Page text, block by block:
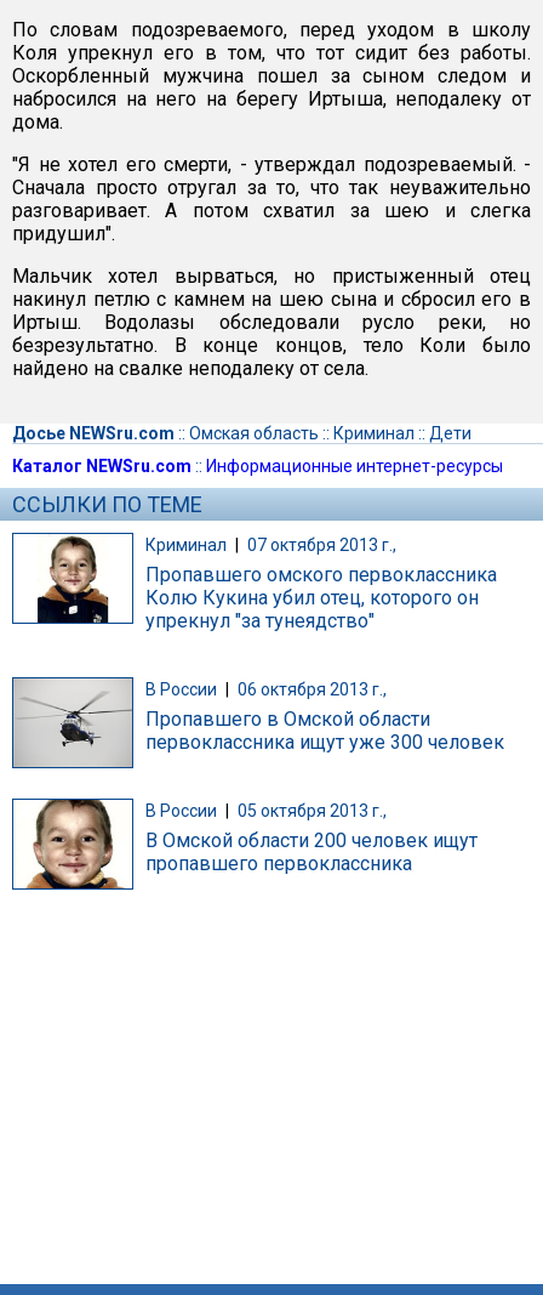
По словам подозреваемого, перед уходом в школу
Коля упрекнул его в том, что тот сидит без работы.
Оскорбленный мужчина пошел за сыном следом и
набросился на него на берегу Иртыша, неподалеку от
дома.
"Я не хотел его смерти, - утверждал подозреваемый. -
Сначала просто отругал за то, что так неуважительно
разговаривает. А потом схватил за шею и слегка
придушил".
Мальчик хотел вырваться, но пристыженный отец
накинул петлю с камнем на шею сына и сбросил его в
Иртыш. Водолазы обследовали русло реки, но
безрезультатно. В конце концов, тело Коли было
найдено на свалке неподалеку от села.
Досье NEWSru.com :: Омская область :: Криминал :: Дети
Каталог NEWSru.com :: Информационные интернет-ресурсы
ССЫЛКИ ПО ТЕМЕ
Криминал | 07 октября 2013 г.,
Пропавшего омского первоклассника
Колю Кукина убил отец, которого он
упрекнул "за тунеядство"
В России 06 октября 2013 г.,
Пропавшего в Омской области
первоклассника ищут уже 300 человек
В России 05 октября 2013 г.,
В Омской области 200 человек ищут
пропавшего первоклассника